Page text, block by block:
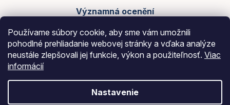
Používame súbory cookie, aby sme vám umožnili
pohodlné prehliadanie webovej stránky a vďaka analýze
neustále zlepšovali jej funkcie, výkon a použiteľnosť. Viac
informácií
Nastavenie
Významná ocenění